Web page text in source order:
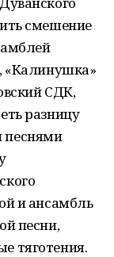
смешение
«Калинушка»
СДК,
разницу
песнями
и ансамбль
песни,
тяготения.